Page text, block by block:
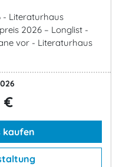
- Literaturhaus
2026 – Longlist -
vor - Literaturhaus
€
kaufen